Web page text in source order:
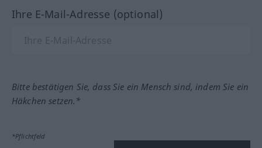
Ihre E-Mail-Adresse (optional)
Bitte bestätigen Sie, dass Sie ein Mensch sind, indem Sie ein
Häkchen setzen.*
*Pflichtfeld